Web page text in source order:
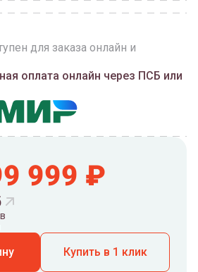
для заказа онлайн и
оплата онлайн через ПСБ или
999 ₽
Купить в 1 клик